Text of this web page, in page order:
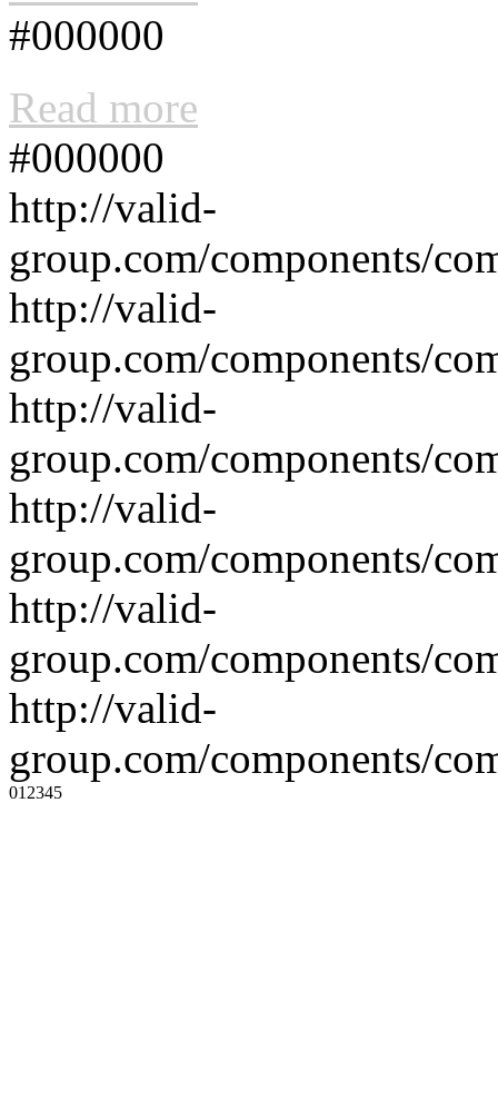
#000000
Read more
#000000
http://valid-
group.com/components/
http://valid-
group.com/components/
http://valid-
group.com/components/
http://valid-
group.com/components/
http://valid-
group.com/components/
http://valid-
group.com/components/
01 2345